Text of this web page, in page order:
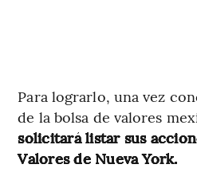
Para lograrlo, una vez
de la bolsa de valores
solicitará listar sus
Valores de Nueva York.